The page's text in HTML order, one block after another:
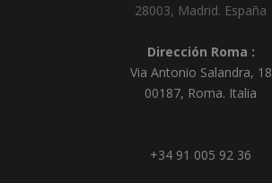
28003, Madrid. España
Dirección Roma :
Via Antonio Salandra, 18
00187, Roma. Italia
+34 91 005 92 36